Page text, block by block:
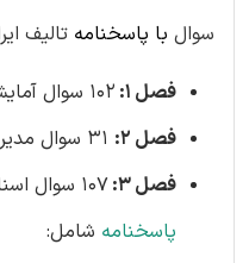
سوال با پاسخنامه تالیف
فصل 1: 102 سوال آمایش سرزمین
فصل 2:
فصل 3:
107 سوال اسناد و قوانین بالادستی
پاسخنامه شامل: